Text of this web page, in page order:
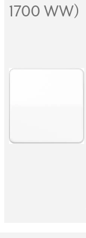
1700 WW)